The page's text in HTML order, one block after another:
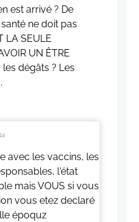
est arrivé ? De
ne doit pas
LA SEULE
UN ÊTRE
dégâts ? Les
avec les vaccins, les
l'état
mais VOUS si vous
vous etez declaré
époquz